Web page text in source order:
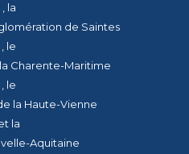
, la
de Saintes
, le
Charente-Maritime
, le
la Haute-Vienne
la
Aquitaine